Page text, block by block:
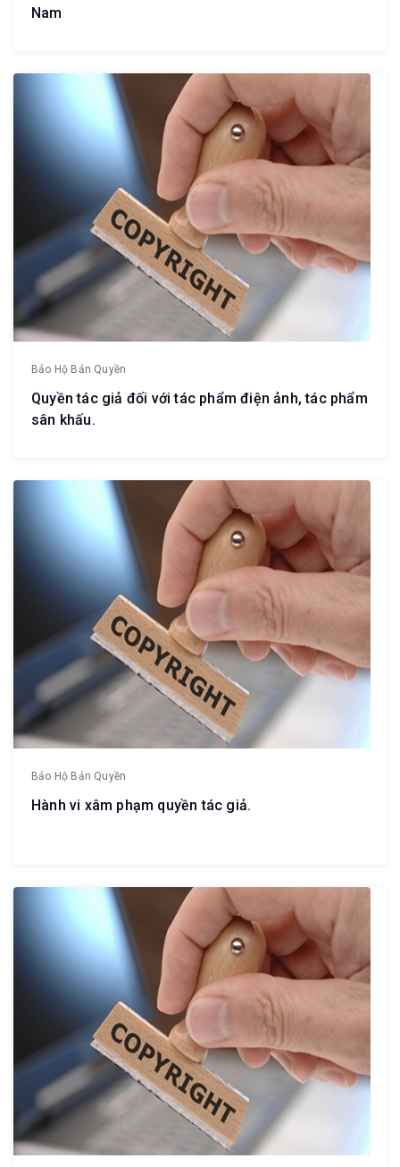
Nam
Bảo Hộ Bản Quyền
Quyền tác giả đối với tác phẩm điện ảnh, tác phẩm
sân khấu.
Bảo Hộ Bản Quyền
Hành vi xâm phạm quyền tác giả.